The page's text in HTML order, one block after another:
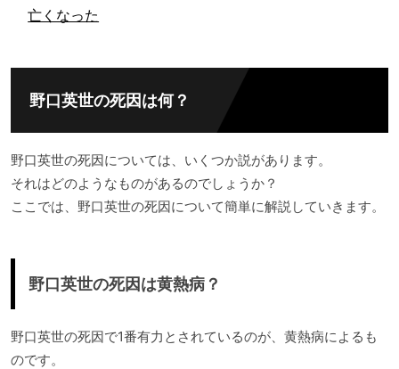
亡くなった
野口英世の死因は何？
野口英世の死因については、いくつか説があります。
それはどのようなものがあるのでしょうか？
ここでは、野口英世の死因について簡単に解説していきます。
野口英世の死因は黄熱病？
野口英世の死因で1番有力とされているのが、黄熱病によるも
のです。